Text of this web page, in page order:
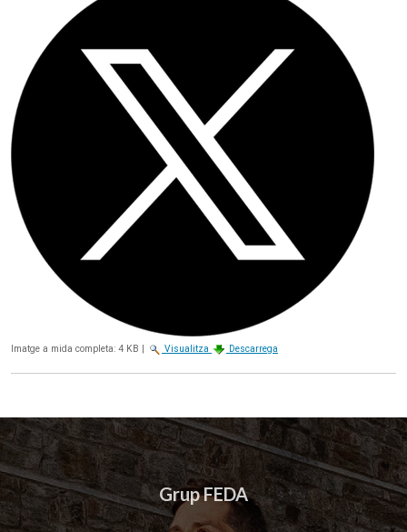
Imatge a mida completa: 4 KB | Visualitza Descarrega
Grup FEDA